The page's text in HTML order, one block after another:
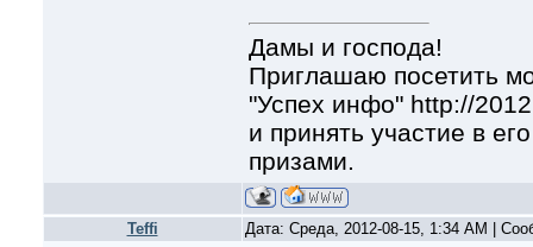
Дамы и господа!
Приглашаю посетить
"Успех инфо" http://
и принять участие в
призами.
Teffi Дата: Среда, 2012-08-15, 1:34 AM |